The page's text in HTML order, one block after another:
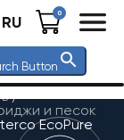
RU 0
Button
/
и песок
EcoPure